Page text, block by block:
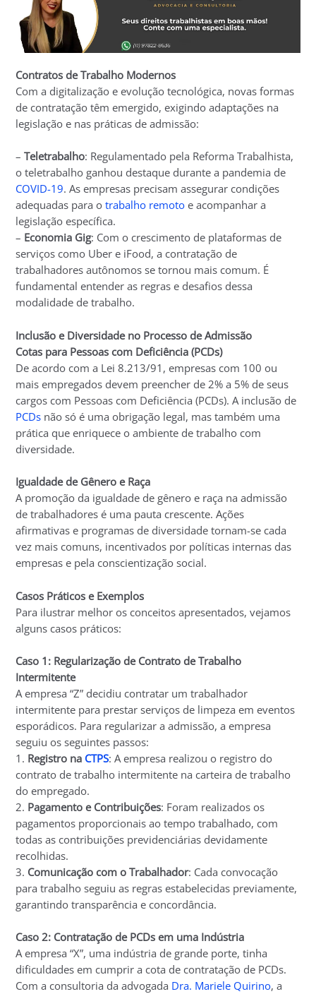
Contratos de Trabalho Modernos
Com a digitalização e evolução tecnológica, novas formas
de contratação têm emergido, exigindo adaptações na
legislação e nas práticas de admissão:
–Teletrabalho: Regulamentado pela Reforma Trabalhista,
o teletrabalho ganhou destaque durante a pandemia de
COVID-19. As empresas precisam assegurar condições
adequadas para otrabalho remoto e acompanhar a
legislação específica.
– Economia Gig: Com o crescimento de plataformas de
serviços como Uber e iFood, a contratação de
trabalhadores autônomos se tornou mais comum. É
fundamental entender as regras e desafios dessa
modalidade de trabalho.
Inclusão e Diversidade no Processo de Admissão
Cotas para Pessoas com Deficiência (PCDs)
De acordo com a Lei 8.213/91, empresas com 100 ou
mais empregados devem preencher de 2% a 5% de seus
cargos com Pessoas com Deficiência (PCDs). A inclusão de
PCDs não só é uma obrigação legal, mas também uma
prática que enriquece o ambiente de trabalho com
diversidade.
Igualdade de Gênero e Raça
A promoção da igualdade de gênero e raça na admissão
de trabalhadores é uma pauta crescente. Ações
afirmativas e programas de diversidade tornam-se cada
vez mais comuns, incentivados por políticas internas das
empresas e pela conscientização social.
Casos Práticos e Exemplos
Para ilustrar melhor os conceitos apresentados, vejamos
alguns casos práticos:
Caso 1: Regularização de Contrato de Trabalho
Intermitente
A empresa “Z” decidiu contratar um trabalhador
intermitente para prestar serviços de limpeza em eventos
esporádicos. Para regularizar a admissão, a empresa
seguiu os seguintes passos:
1. Registro na CTPS: A empresa realizou o registro do
contrato de trabalho intermitente na carteira de trabalho
do empregado.
2. Pagamento e Contribuições: Foram realizados os
pagamentos proporcionais ao tempo trabalhado, com
todas as contribuições previdenciárias devidamente
recolhidas.
3. Comunicação com o Trabalhador: Cada convocação
para trabalho seguiu as regras estabelecidas previamente,
garantindo transparência e concordância.
Caso 2: Contratação de PCDs em uma Indústria
A empresa “X”, uma indústria de grande porte, tinha
dificuldades em cumprir a cota de contratação de PCDs.
Com a consultoria da advogada Dra. Mariele Quirino, a